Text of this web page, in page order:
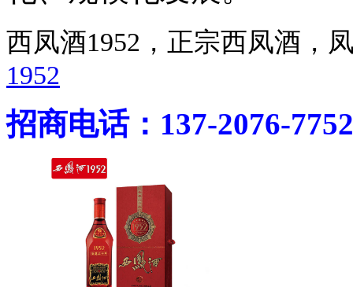
西凤酒1952，正宗西凤酒
1952
招商电话：137-2076-7752